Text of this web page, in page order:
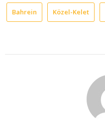
Bahrein Közel-Kelet